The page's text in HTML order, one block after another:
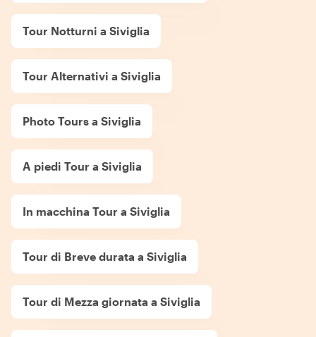
Tour Notturni a Siviglia
Tour Alternativi a Siviglia
Photo Tours a Siviglia
A piedi Tour a Siviglia
In macchina Tour a Siviglia
Tour di Breve durata a Siviglia
Tour di Mezza giornata a Siviglia